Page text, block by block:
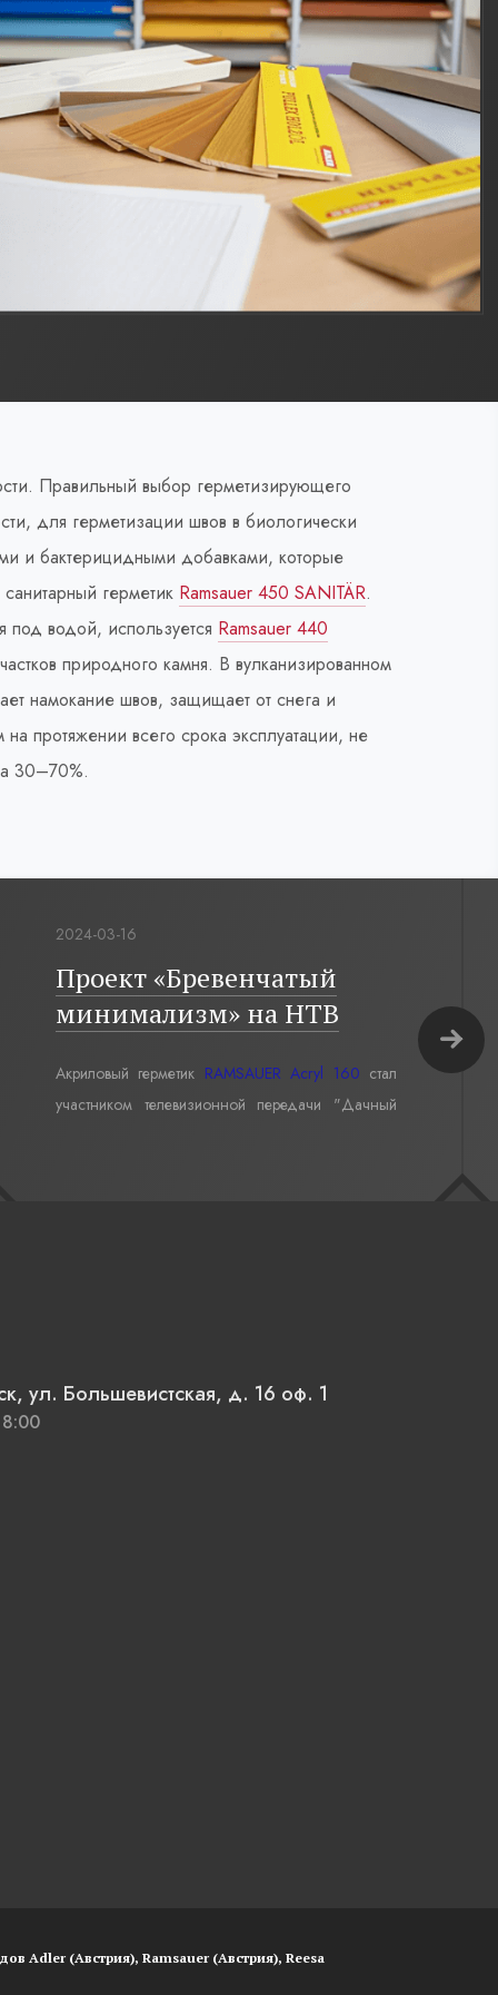
Правильный выбор герметизирующего
для герметизации швов в биологически
и бактерицидными добавками, которые
герметик Ramsauer 450 SANITÄR.
водой, используется Ramsauer 440
природного камня. В вулканизированном
намокание швов, защищает от снега и
протяжении всего срока эксплуатации, не
30–70%.
2024-03-16
Проект «Бревенчатый
минимализм» на НТВ
Акриловый герметик RAMSAUER Acryl 160 стал
участником телевизионной передачи "Дачный
ул. Большевистская, д. 16 оф. 1
Adler (Австрия), Ramsauer (Австрия), Reesa